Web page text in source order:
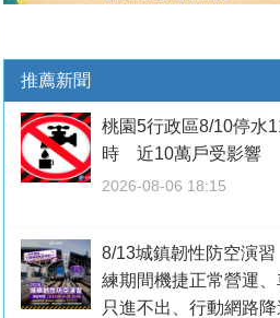
推薦新聞
桃園5行政區8/10停水
時 近10萬戶受影響
2026-08-06 18:15
8/13城鎮韌性防空演
練期間機捷正常營運
只進不出、行動網路降